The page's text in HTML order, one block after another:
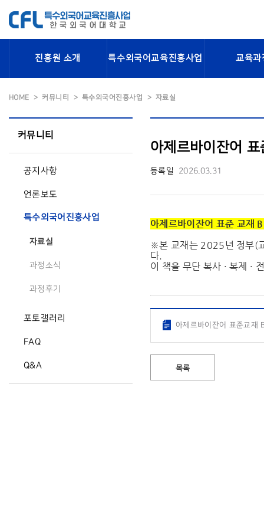
진흥원 소개 특수외국어교육진흥사업 교육과
HOME 커뮤니티 특수외국어진흥사업 자료실
커뮤니티
공지사항
언론보도
특수외국어진흥사업
자료실
과정소식
과정후기
포토갤러리
FAQ
Q&A
아제르바이잔어
등록일 2026.03.31
아제르바이잔어 표준 교재
※본 교재는 2025년 정부(
다.
이 책을 무단 복사 · 복제 ·
아제르바이잔어 표준교재
목록